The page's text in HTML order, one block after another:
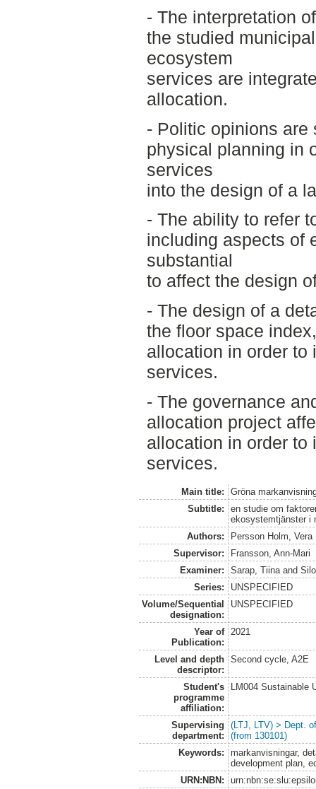
- The interpretation
the studied
ecosystem
services are
allocation.
- Politic opinions are
physical planning in
services
into the design of a
- The ability to refer
including aspects of
substantial
to affect the design
- The design of a
the floor space
allocation in order to
services.
- The governance
allocation project
allocation in order to
services.
Main title:
Gröna
Subtitle:
en studie om
ekosystemtjänster i
Authors:
Persson Holm, Vera
Supervisor:
Fransson, Ann-Mari
Examiner:
Sarap, Tiina and
Series:
UNSPECIFIED
Volume/Sequential
designation:
UNSPECIFIED
Year of
Publication:
2021
Level and depth
descriptor:
Second cycle, A2E
Student's
programme
affiliation:
LM004 Sustainable
Supervising
department:
(LTJ, LTV) > Dept.
(from 130101)
Keywords:
markanvisningar,
development plan,
URN:NBN: